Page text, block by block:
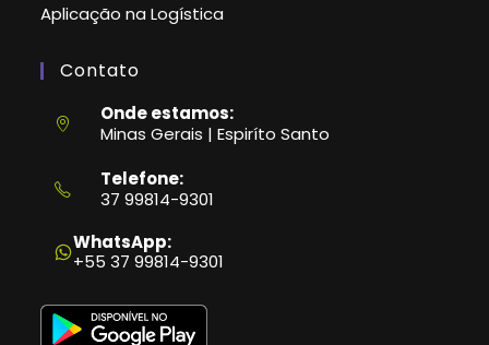
Aplicação na Logística
Contato
Onde estamos:
Minas Gerais | Espiríto Santo
Telefone:
37 99814-9301
em
seu
aplicativo
WhatsApp:
+55 37 99814-9301